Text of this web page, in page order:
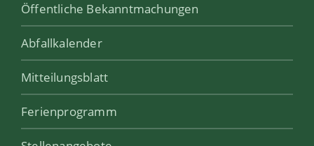
Öffentliche Bekanntmachungen
Abfallkalender
Mitteilungsblatt
Ferienprogramm